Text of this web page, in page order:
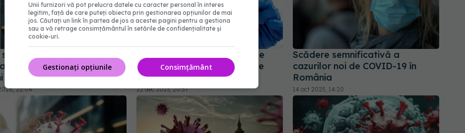
s-a răspândit COVID-19 prin
de aerisire a blocurilor
22:04
JN.1, noua tulpină COVID. Se
răspândește rapid. Ce se știe
despre aceasta
22 dec 2023, 20:57
Scădere semnificativă a
cazurilor noi de COVID-19 în
România
14 oct 2025, 14:20
Unii furnizori vă pot prelucra datele cu caracter personal în interes
legitim, față de care puteți obiecta prin gestionarea opțiunilor de mai
jos. Căutați un link în partea de jos a acestei pagini pentru a gestiona
sau a vă retrage consimțământul în setările de confidențialitate și
cookie-uri.
Consimțământ
Gestionați opțiunile